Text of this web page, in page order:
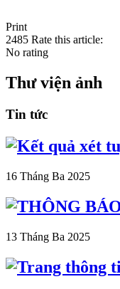
Print
2485 Rate this article:
No rating
Thư viện ảnh
Tin tức
16 Tháng Ba 2025
13 Tháng Ba 2025